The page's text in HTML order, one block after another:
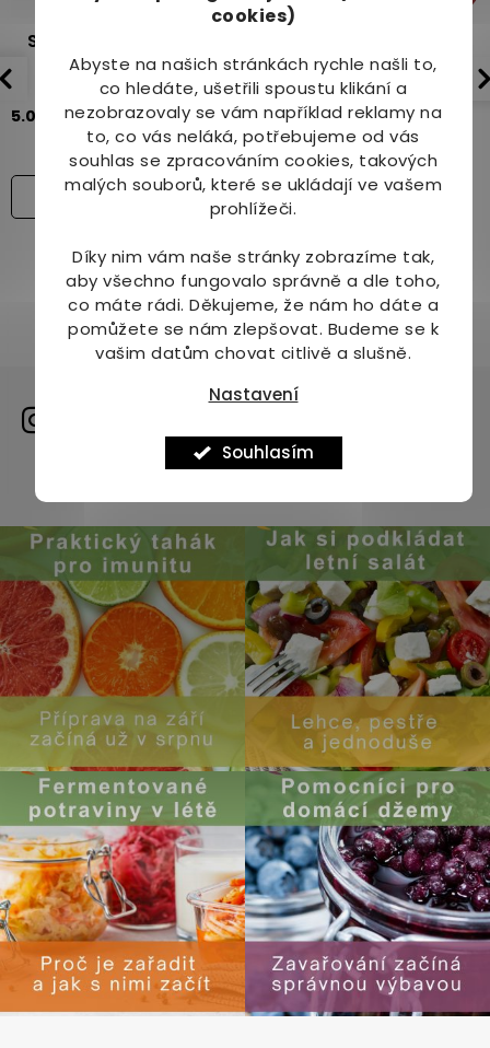
cookies)
Abyste na našich stránkách rychle našli to,
co hledáte, ušetřili spoustu klikání a
nezobrazovaly se vám například reklamy na
to, co vás neláká, potřebujeme od vás
souhlas se zpracováním cookies, takových
malých souborů, které se ukládají ve vašem
prohlížeči.
Díky nim vám naše stránky zobrazíme tak,
aby všechno fungovalo správně a dle toho,
co máte rádi. Děkujeme, že nám ho dáte a
pomůžete se nám zlepšovat. Budeme se k
vašim datům chovat citlivě a slušně.
Nastavení
Souhlasím
p
s
u
Samahan Ajurvédský
bylinný nápoj
5.0 270x Skladem
90 Kč 79 Kč
Varianty
5.0 3x
Skladem
(>10ks)
779 Kč 399 Kč
Sdílíme naši cestu na
instagramu